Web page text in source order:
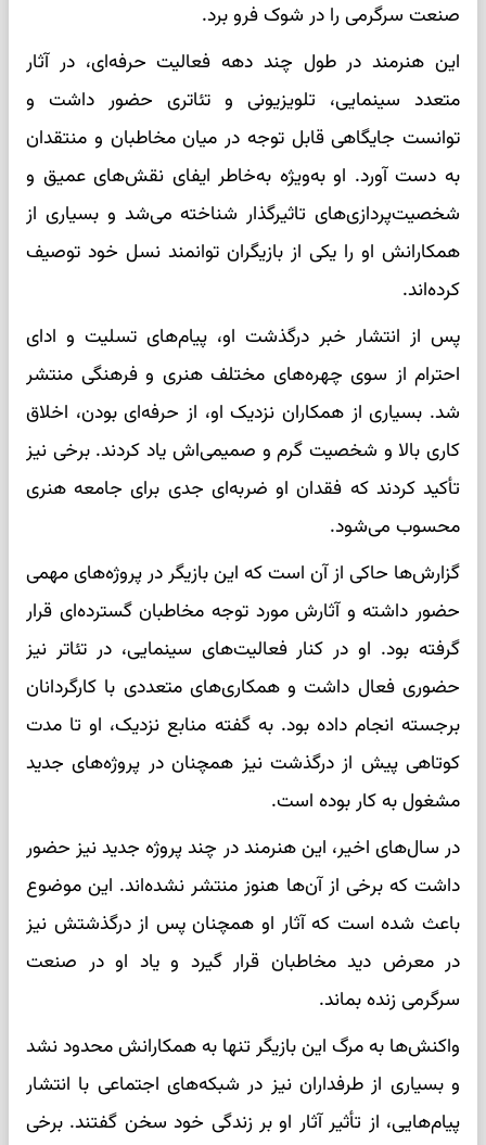
صنعت سرگرمی را در شوک فرو برد.
این هنرمند در طول چند دهه فعالیت حرفه‌ای، در آثار
متعدد سینمایی، تلویزیونی و تئاتری حضور داشت و
توانست جایگاهی قابل توجه در میان مخاطبان و منتقدان
به دست آورد. او به‌ویژه به‌خاطر ایفای نقش‌های عمیق و
شخصیت‌پردازی‌های تاثیرگذار شناخته می‌شد و بسیاری از
همکارانش او را یکی از بازیگران توانمند نسل خود توصیف
کرده‌اند.
پس از انتشار خبر درگذشت او، پیام‌های تسلیت و ادای
احترام از سوی چهره‌های مختلف هنری و فرهنگی منتشر
شد. بسیاری از همکاران نزدیک او، از حرفه‌ای بودن، اخلاق
کاری بالا و شخصیت گرم و صمیمی‌اش یاد کردند. برخی نیز
تأکید کردند که فقدان او ضربه‌ای جدی برای جامعه هنری
محسوب می‌شود.
گزارش‌ها حاکی از آن است که این بازیگر در پروژه‌های مهمی
حضور داشته و آثارش مورد توجه مخاطبان گسترده‌ای قرار
گرفته بود. او در کنار فعالیت‌های سینمایی، در تئاتر نیز
حضوری فعال داشت و همکاری‌های متعددی با کارگردانان
برجسته انجام داده بود. به گفته منابع نزدیک، او تا مدت
کوتاهی پیش از درگذشت نیز همچنان در پروژه‌های جدید
مشغول به کار بوده است.
در سال‌های اخیر، این هنرمند در چند پروژه جدید نیز حضور
داشت که برخی از آن‌ها هنوز منتشر نشده‌اند. این موضوع
باعث شده است که آثار او همچنان پس از درگذشتش نیز
در معرض دید مخاطبان قرار گیرد و یاد او در صنعت
سرگرمی زنده بماند.
واکنش‌ها به مرگ این بازیگر تنها به همکارانش محدود نشد
و بسیاری از طرفداران نیز در شبکه‌های اجتماعی با انتشار
پیام‌هایی، از تأثیر آثار او بر زندگی خود سخن گفتند. برخی